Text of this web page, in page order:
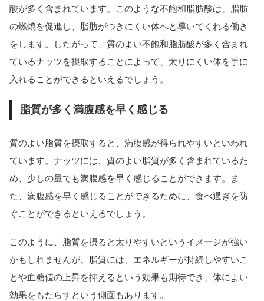
酸が多く含まれています。このような不飽和脂肪酸は、脂肪
の燃焼を促進し、脂肪がつきにくい体へと導いてくれる働き
をします。したがって、質のよい不飽和脂肪酸が多く含まれ
ているナッツを摂取することによって、太りにくい体を手に
入れることができるといえるでしょう。
脂質が多く満腹感を早く感じる
質のよい脂質を摂取すると、満腹感が得られやすいといわれ
ています。ナッツには、質のよい脂質が多く含まれているた
め、少しの量でも満腹感を早く感じることができます。ま
た、満腹感を早く感じることができるために、食べ過ぎを防
ぐことができるといえるでしょう。
このように、脂質を摂ると太りやすいというイメージが強い
かもしれませんが、脂質には、エネルギーが持続しやすいこ
とや血糖値の上昇を抑えるという効果も期待でき、体によい
効果をもたらすという側面もあります。